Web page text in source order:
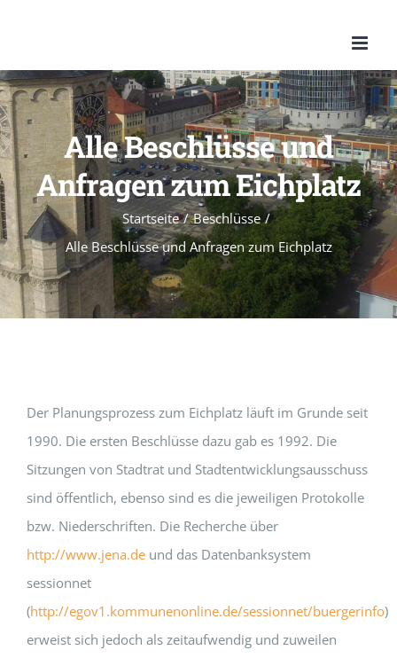
springen
Alle Beschlüsse und
Anfragen zum Eichplatz
Startseite / Beschlüsse /
Alle Beschlüsse und Anfragen zum Eichplatz
Der Planungsprozess zum Eichplatz läuft im Grunde seit
1990. Die ersten Beschlüsse dazu gab es 1992. Die
Sitzungen von Stadtrat und Stadtentwicklungsausschuss
sind öffentlich, ebenso sind es die jeweiligen Protokolle
bzw. Niederschriften. Die Recherche über
http://www.jena.de und das Datenbanksystem
sessionnet
(http://egov1.kommunenonline.de/sessionnet/buergerinfo)
erweist sich jedoch als zeitaufwendig und zuweilen